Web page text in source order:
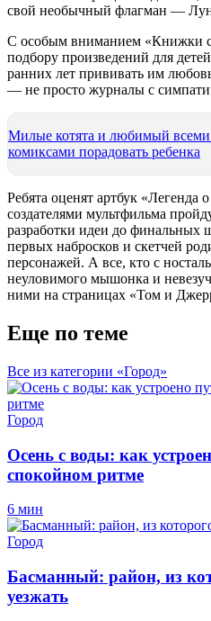
свой необычный флагман —
С особым вниманием «Книжки с
подбору произведений для
ранних лет прививать им
— не просто журналы с
Милые котята и любимый всеми
комиксами порадовать ребенка
Ребята оценят артбук «Легенда
создателями мультфильма
разработки идеи до финальных
первых набросков и скетчей
персонажей. А все, кто с
неуловимого мышонка и
ними на страницах «Том и
Еще по теме
Все из категории «Город»
Город
Осень с воды: как
спокойном ритме
6 мин
Город
Басманный: район, из
уезжать